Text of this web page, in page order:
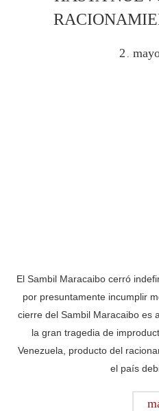
2
El Sambil Maracaibo cerró
por presuntamente incumplir
cierre del Sambil Maracaibo es
la gran tragedia de
Venezuela, producto del
el país